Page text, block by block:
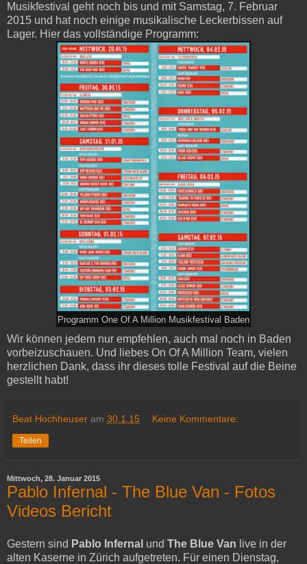
Musikfestival geht noch bis und mit Samstag, 7. Februar
2015 und hat noch einige musikalische Leckerbissen auf
Lager. Hier das vollständige Programm:
Programm One Of A Million Musikfestival Baden
Wir können jedem nur empfehlen, auch mal noch in Baden
vorbeizuschauen. Und liebes On Of A Million Team, vielen
herzlichen Dank, dass ihr dieses tolle Festival auf die Beine
gestellt habt!
Beat Hochheuser am 30.1.15 Keine Kommentare:
Teilen
Mittwoch, 28. Januar 2015
Pablo Infernal - The Blue Van - Fotos
Videos Bericht
Gestern sind Pablo Infernal und The Blue Van live in der
alten Kaserne in Zürich aufgetreten. Für einen Dienstag,